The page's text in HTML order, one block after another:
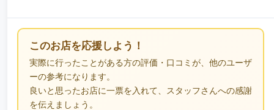
このお店を応援しよう！
実際に行ったことがある方の評価・口コミが、他のユーザ
ーの参考になります。
良いと思ったお店に一票を入れて、スタッフさんへの感謝
を伝えましょう。